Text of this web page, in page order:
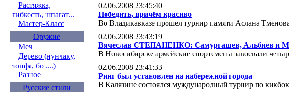
Растяжка,
гибкость, шпагат...
Мастер-Класс
Оружие
Меч
Дерево (нунчаку,
тонфа, бо ....)
Разное
Русские стили
02.06.2008 23:45:40
Победить, причём красиво
Во Владикавказе прошел турнир памяти Аслана Тменова
02.06.2008 23:43:19
Вячеслав СТЕПАНЕНКО: Самургашев, Альбиев и
В Новосибирске армейские спортсмены завоевали
02.06.2008 23:41:33
Ринг был установлен на набережной города
В Калязине состоялся муждународный турнир по